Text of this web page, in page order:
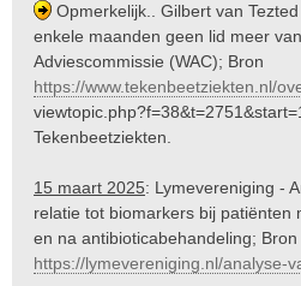
h
t
Opmerkelijk.. Gilbert van
enkele maanden geen lid meer
Adviescommissie (WAC); Bron
https://www.tekenbeetziekten.nl/
Tekenbeetziekten.
15 maart 2025: Lymevereniging -
relatie tot biomarkers bij patiënten
en na antibioticabehandeling; Bron
https://lymevereniging.nl/analyse-